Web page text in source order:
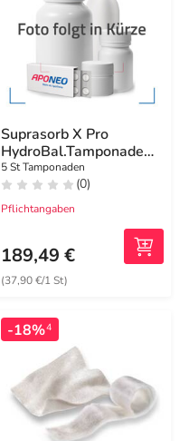
Suprasorb X Pro
HydroBal.Tamponade
2x21 cm steril
5 St Tamponaden
(0)
Pflichtangaben
189,49 €
(37,90 €/1 St)
-18%4